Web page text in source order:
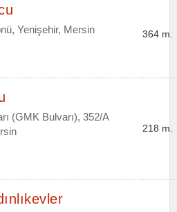
Yenişehir, Mersin 364 m.
(GMK Bulvarı), 352/A
218 m.